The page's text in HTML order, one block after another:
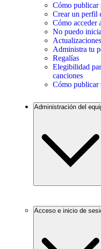
Cómo publicar
Crear un perfil
Cómo acceder
No puedo
Administra tu
Regalías
Elegibilidad
canciones
Cómo publicar
Administración del
Acceso e inicio de